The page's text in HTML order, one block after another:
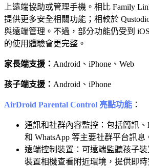
上遠端協助或管理手機。相比 Family
提供更多安全相關功能；相較於
與遠端管理。不過，部分功能仍受到
的使用體驗會更完整。
家長端支援： Android、iPhone、Web
孩子端支援： Android、iPhone
AirDroid Parental Control 亮點功能 ：
通訊和社群內容監控：包括簡訊、
和 WhatsApp 等主要社群平台訊息
遠端控制裝置：可遠端監聽孩子
裝置相機查看附近環境，提供即時